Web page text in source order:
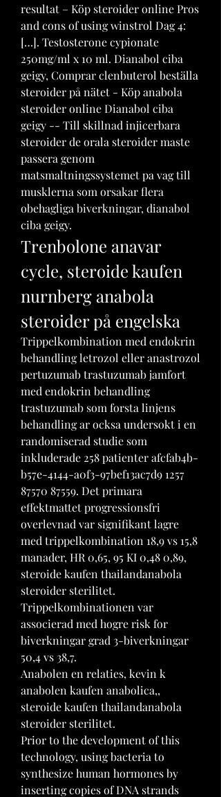
resultat – Köp steroider online Pros
and cons of using winstrol Dag 4:
[…]. Testosterone cypionate
250mg/ml x 10 ml. Dianabol ciba
geigy, Comprar clenbuterol beställa
steroider på nätet - Köp anabola
steroider online Dianabol ciba
geigy -- Till skillnad injicerbara
steroider de orala steroider maste
passera genom
matsmaltningssystemet pa vag till
musklerna som orsakar flera
obehagliga biverkningar, dianabol
ciba geigy.
Trenbolone anavar
cycle, steroide kaufen
nurnberg anabola
steroider på engelska
Trippelkombination med endokrin
behandling letrozol eller anastrozol
pertuzumab trastuzumab jamfort
med endokrin behandling
trastuzumab som forsta linjens
behandling ar ocksa undersokt i en
randomiserad studie som
inkluderade 258 patienter afcfab4b-
b57e-4144-a0f3-97bef13ac7d9 1257
87570 87559. Det primara
effektmattet progressionsfri
overlevnad var signifikant lagre
med trippelkombination 18,9 vs 15,8
manader, HR 0,65, 95 KI 0,48 0,89,
steroide kaufen thailandanabola
steroider sterilitet.
Trippelkombinationen var
associerad med hogre risk for
biverkningar grad 3-biverkningar
50,4 vs 38,7.
Anabolen en relaties, kevin k
anabolen kaufen anabolica,,
steroide kaufen thailandanabola
steroider sterilitet.
Prior to the development of this
technology, using bacteria to
synthesize human hormones by
inserting copies of DNA strands